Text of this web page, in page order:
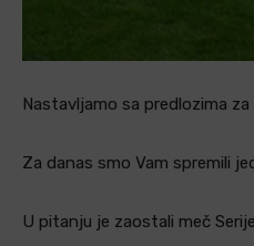
Nastavljamo sa predlozima za
Za danas smo Vam spremili
U pitanju je zaostali meč